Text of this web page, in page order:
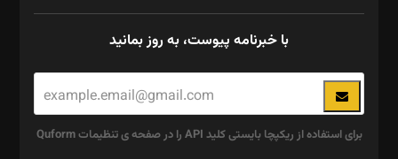
با خبرنامه پیوست، به روز بمانید
برای استفاده از ریکپچا بایستی کلید API را در صفحه ی تنظیمات Quform